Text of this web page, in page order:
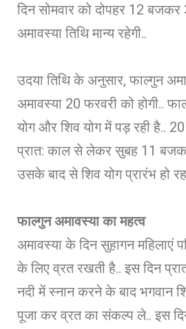
दिन सोमवार को दोपहर 12
अमावस्या तिथि मान्य रहेगी..
उदया तिथि के अनुसार, फाल्गुन
अमावस्या 20 फरवरी को होगी..
योग और शिव योग में पड़ रही है..
प्रात: काल से लेकर सुब​ह 11
उसके बाद से शिव योग प्रारंभ हो
फाल्गुन अमावस्या का महत्व
अमावस्या के दिन सुहागन महिलाएं
के लिए व्रत रखती है.. इस दिन
नदी में स्नान करने के बाद भगवान
पूजा कर व्रत का संकल्प ले.. इस